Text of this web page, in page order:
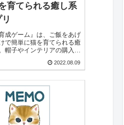
育てられる癒し系
成ゲーム』は、ご飯をあげ
で簡単に猫を育てられる癒
帽子やインテリアの購入、
2022.08.09